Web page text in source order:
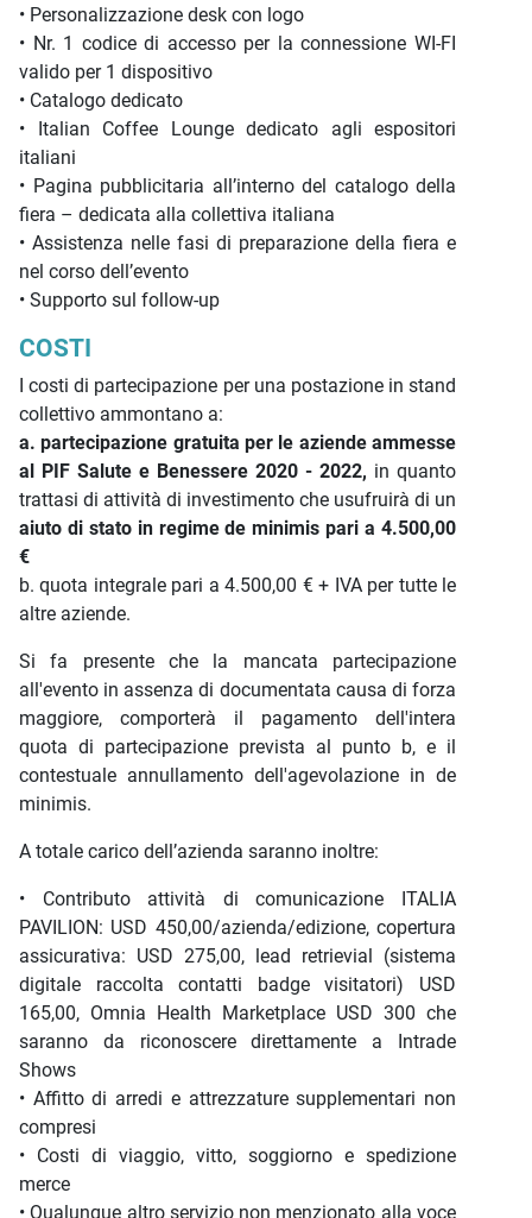
• Personalizzazione desk con logo
• Nr. 1 codice di accesso per la connessione WI-FI
valido per 1 dispositivo
• Catalogo dedicato
• Italian Coffee Lounge dedicato agli espositori
italiani
• Pagina pubblicitaria all’interno del catalogo della
fiera – dedicata alla collettiva italiana
• Assistenza nelle fasi di preparazione della fiera e
nel corso dell’evento
• Supporto sul follow-up
COSTI
I costi di partecipazione per una postazione in stand
collettivo ammontano a:
a. partecipazione gratuita per le aziende ammesse
al PIF Salute e Benessere 2020 - 2022, in quanto
trattasi di attività di investimento che usufruirà di un
aiuto di stato in regime de minimis pari a 4.500,00
€
b. quota integrale pari a 4.500,00 € + IVA per tutte le
altre aziende.
Si fa presente che la mancata partecipazione
all'evento in assenza di documentata causa di forza
maggiore, comporterà il pagamento dell'intera
quota di partecipazione prevista al punto b, e il
contestuale annullamento dell'agevolazione in de
minimis.
A totale carico dell’azienda saranno inoltre:
• Contributo attività di comunicazione ITALIA
PAVILION: USD 450,00/azienda/edizione, copertura
assicurativa: USD 275,00, lead retrievial (sistema
digitale raccolta contatti badge visitatori) USD
165,00, Omnia Health Marketplace USD 300 che
saranno da riconoscere direttamente a Intrade
Shows
• Affitto di arredi e attrezzature supplementari non
compresi
• Costi di viaggio, vitto, soggiorno e spedizione
merce
• Qualunque altro servizio non menzionato alla voce